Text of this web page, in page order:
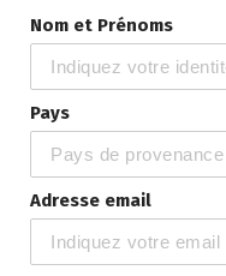
Nom et Prénoms
Pays
Adresse email